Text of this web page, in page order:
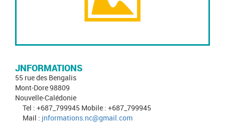
JNFORMATIONS
55 rue des Bengalis
Mont-Dore 98809
Nouvelle-Calédonie
Tel : +687_799945 Mobile : +687_799945
Mail : jnformations.nc@gmail.com